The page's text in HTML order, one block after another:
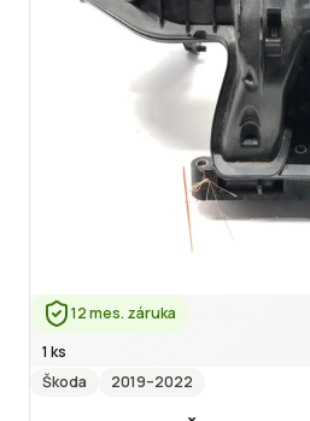
12 mes. záruka
1 ks
Škoda
2019–2022